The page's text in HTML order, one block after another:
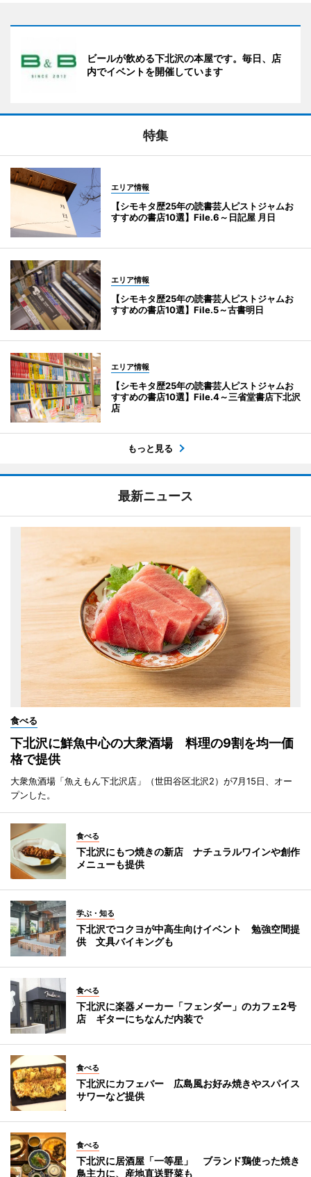
ビールが飲める下北沢の本屋です。毎日、店
内でイベントを開催しています
特集
エリア情報
【シモキタ歴25年の読書芸人ピストジャムお
すすめの書店10選】File.6～日記屋 月日
エリア情報
【シモキタ歴25年の読書芸人ピストジャムお
すすめの書店10選】File.5～古書明日
エリア情報
【シモキタ歴25年の読書芸人ピストジャムお
すすめの書店10選】File.4～三省堂書店下北沢
店
もっと見る
最新ニュース
食べる
下北沢に鮮魚中心の大衆酒場 料理の9割を均一価
格で提供
大衆魚酒場「魚えもん下北沢店」（世田谷区北沢2）が7月15日、オー
プンした。
食べる
下北沢にもつ焼きの新店 ナチュラルワインや創作
メニューも提供
学ぶ・知る
下北沢でコクヨが中高生向けイベント 勉強空間提
供 文具バイキングも
食べる
下北沢に楽器メーカー「フェンダー」のカフェ2号
店 ギターにちなんだ内装で
食べる
下北沢にカフェバー 広島風お好み焼きやスパイス
サワーなど提供
食べる
下北沢に居酒屋「一等星」 ブランド鶏使った焼き
鳥主力に、産地直送野菜も